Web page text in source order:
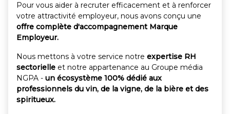
Pour vous aider à recruter efficacement et à renforcer
votre attractivité employeur, nous avons conçu une
offre complète d'accompagnement Marque
Employeur.
Nous mettons à votre service notre expertise RH
sectorielle et notre appartenance au Groupe média
NGPA - un écosystème 100% dédié aux
professionnels du vin, de la vigne, de la bière et des
spiritueux.